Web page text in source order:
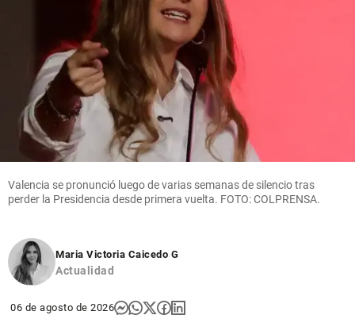
Valencia se pronunció luego de varias semanas de silencio tras
perder la Presidencia desde primera vuelta. FOTO: COLPRENSA.
Maria Victoria Caicedo G
Actualidad
06 de agosto de 2026